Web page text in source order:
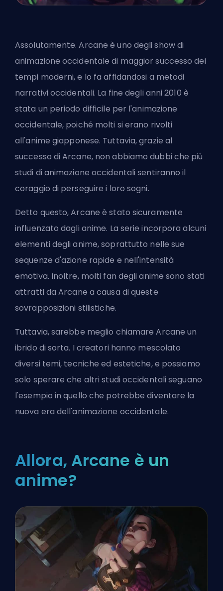
Assolutamente. Arcane è uno degli show di
animazione occidentale di maggior successo dei
tempi moderni, e lo fa affidandosi a metodi
narrativi occidentali. La fine degli anni 2010 è
stata un periodo difficile per l'animazione
occidentale, poiché molti si erano rivolti
all'anime giapponese. Tuttavia, grazie al
successo di Arcane, non abbiamo dubbi che più
studi di animazione occidentali sentiranno il
coraggio di perseguire i loro sogni.
Detto questo, Arcane è stato sicuramente
influenzato dagli anime. La serie incorpora alcuni
elementi degli anime, soprattutto nelle sue
sequenze d'azione rapide e nell'intensità
emotiva. Inoltre, molti fan degli anime sono stati
attratti da Arcane a causa di queste
sovrapposizioni stilistiche.
Tuttavia, sarebbe meglio chiamare Arcane un
ibrido di sorta. I creatori hanno mescolato
diversi temi, tecniche ed estetiche, e possiamo
solo sperare che altri studi occidentali seguano
l'esempio in quello che potrebbe diventare la
nuova era dell'animazione occidentale.
Allora, Arcane è un
anime?